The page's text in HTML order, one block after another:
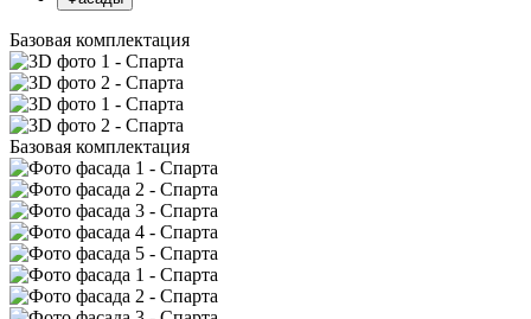
Базовая комплектация
Базовая комплектация